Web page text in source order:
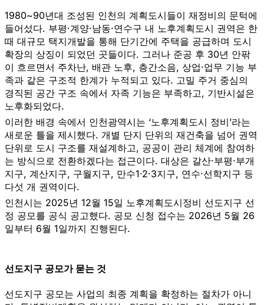
1980~90년대 조성된 인천의 계획도시들이 재정비의 문턱에
들어섰다. 부평·계양·남동·연수구 내 노후계획도시 권역은 한
때 대규모 택지개발을 통해 단기간에 주택을 공급하며 도시
확장의 상징이 되었던 곳들이다. 그러나 준공 후 30년 안팎
이 흐르면서 주차난, 배관 노후, 층간소음, 상업·업무 기능 부
족과 같은 구조적 한계가 누적되고 있다. 고밀 주거 중심의
경직된 공간 구조 속에서 자족 기능은 부족하고, 기반시설은
노후화되었다.
이러한 배경 속에서 인천광역시는 ‘노후계획도시 정비’라는
새로운 틀을 제시했다. 개별 단지 단위의 재건축을 넘어 권역
단위로 도시 구조를 재설계하고, 공공이 관리 체계에 참여하
는 방식으로 전환하겠다는 접근이다. 대상은 갈산·부평·부개
지구, 계산지구, 구월지구, 만수1·2·3지구, 연수·선학지구 등
다섯 개 권역이다.
인천시는 2025년 12월 15일 노후계획도시정비 선도지구 선
정 공모를 공식 공고했다. 공모 신청 접수는 2026년 5월 26
일부터 6월 1일까지 진행된다.
선도지구 공모가 묻는 것
선도지구 공모는 사업의 최종 계획을 확정하는 절차가 아니